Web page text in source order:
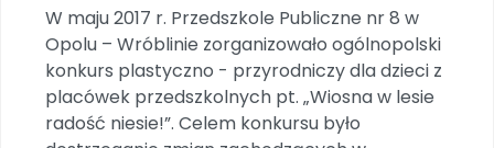
Bliżejprzedszkolne zestawy
Zestawy do pobrania
POLECAMY
NA SKRÓTY
Letnia wyprzedaż
Promocje w sklepie
POLECAMY
Akademia Muzyki i Ruchu
Szkolenia muzyczne
Pakiet bliżej MAX
Sprintem do maratonu
Ruch i motywacja
Bliżej Pieska
Pomoc zwierzętom
TikTok
Zobacz nas na TikToku
YouTube
Filmy edukacyjne
W maju 2017 r. Przedszkole Publiczne nr 8 w
Opolu – Wróblinie zorganizowało ogólnopolski
konkurs plastyczno - przyrodniczy dla dzieci z
placówek przedszkolnych pt. „Wiosna w lesie
radość niesie!”. Celem konkursu było